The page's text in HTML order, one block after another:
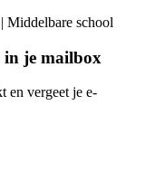
Middelbare school
in je mailbox
en vergeet je e-